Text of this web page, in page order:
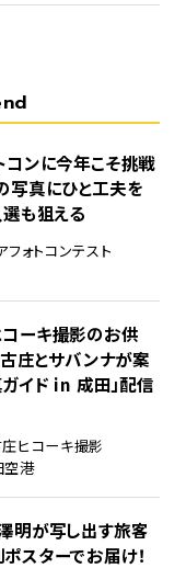
コンに今年こそ挑戦
写真にひと工夫を
選も狙える
フォトコンテスト
ーキ撮影のお供
古庄とサバンナが案
イド in 成田」配信
ヒコーキ撮影
空港
明が写し出す旅客
スターでお届け！